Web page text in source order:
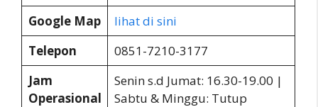
Google Map
lihat di sini
Telepon
0851-7210-3177
Jam
Operasional
Senin s.d Jumat: 16.30-19.00 |
Sabtu & Minggu: Tutup